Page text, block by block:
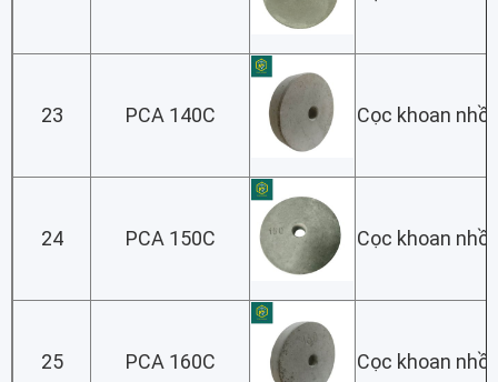
23 PCA 140C Cọc khoan
24 PCA 150C Cọc khoan
25 PCA 160C Cọc khoan